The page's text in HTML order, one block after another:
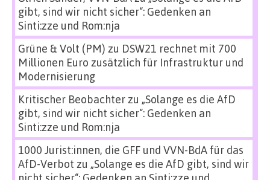
gibt, sind wir nicht sicher“: Gedenken an
Sinti:zze und Rom:nja
Grüne & Volt (PM) zu DSW21 rechnet mit 700
Millionen Euro zusätzlich für Infrastruktur und
Modernisierung
Kritischer Beobachterzu „Solange es die AfD
gibt, sind wir nicht sicher“: Gedenken an
Sinti:zze und Rom:nja
1000 Jurist:innen, die GFF und VVN-BdA für das
AfD-Verbot zu „Solange es die AfD gibt, sind wir